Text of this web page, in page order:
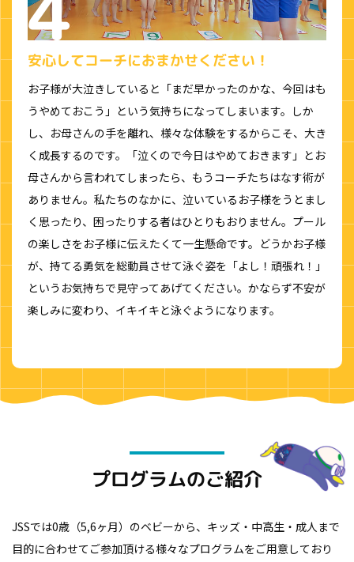
安心してコーチにおまかせください！
お子様が大泣きしていると「まだ早かったのかな、今回はも
うやめておこう」という気持ちになってしまいます。しか
し、お母さんの手を離れ、様々な体験をするからこそ、大き
く成長するのです。「泣くので今日はやめておきます」とお
母さんから言われてしまったら、もうコーチたちはなす術が
ありません。私たちのなかに、泣いているお子様をうとまし
く思ったり、困ったりする者はひとりもおりません。プール
の楽しさをお子様に伝えたくて一生懸命です。どうかお子様
が、持てる勇気を総動員させて泳ぐ姿を「よし！頑張れ！」
というお気持ちで見守ってあげてください。かならず不安が
楽しみに変わり、イキイキと泳ぐようになります。
プログラムのご紹介
JSSでは0歳（5,6ヶ月）のベビーから、キッズ・中高生・成人まで
目的に合わせてご参加頂ける様々なプログラムをご用意しており